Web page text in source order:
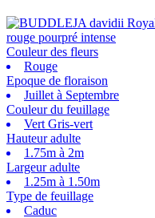
Couleur des fleurs
Rouge
Epoque de floraison
Juillet à Septembre
Couleur du feuillage
Vert Gris-vert
Hauteur adulte
1.75m à 2m
Largeur adulte
1.25m à 1.50m
Type de feuillage
Caduc